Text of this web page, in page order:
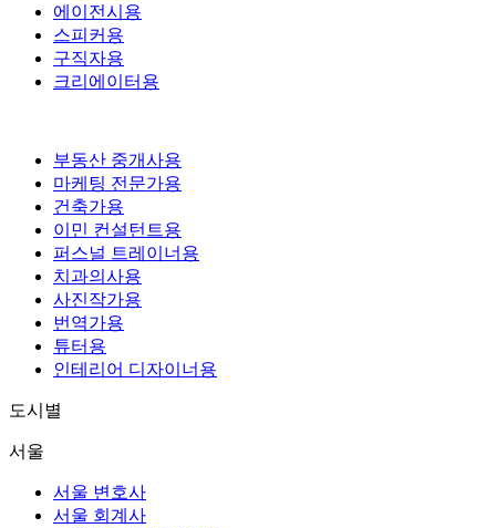
에이전시용
스피커용
구직자용
크리에이터용
부동산 중개사용
마케팅 전문가용
건축가용
이민 컨설턴트용
퍼스널 트레이너용
치과의사용
사진작가용
번역가용
튜터용
인테리어 디자이너용
도시별
서울
서울 변호사
서울 회계사